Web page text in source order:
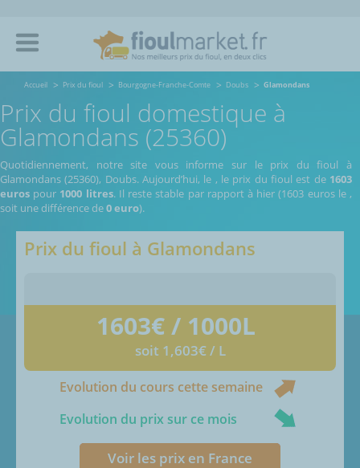
Accueil Prix du fioul Bourgogne-Franche-Comte Doubs Glamondans
Prix du fioul domestique à
Glamondans (25360)
Quotidiennement, notre site vous informe sur le prix du fioul à
Glamondans (25360), Doubs. Aujourd’hui, le , le prix du fioul est de 1603
euros pour 1000 litres. Il reste stable par rapport à hier (1603 euros le,
soit une différence de0 euro).
Prix du fioul à Glamondans
1603€ / 1000L
soit 1,603€ / L
Evolution du cours cette semaine
Evolution du prix sur ce mois
Voir les prix en France